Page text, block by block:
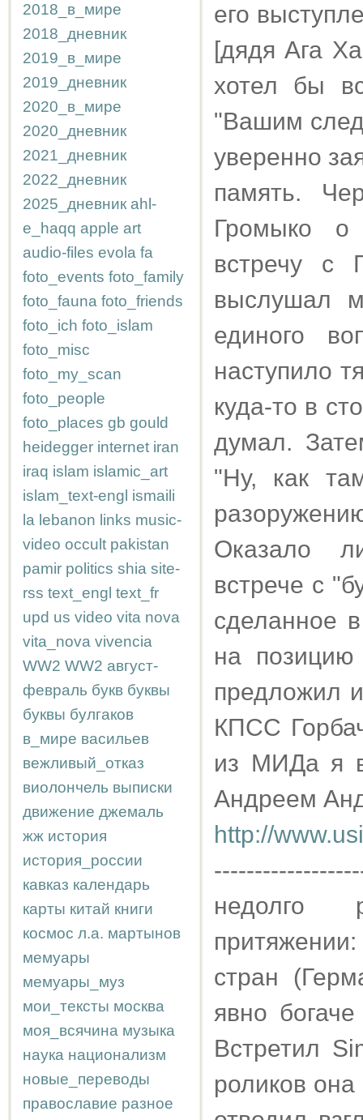
2018_в_мире
2018_дневник
2019_в_мире
2019_дневник
2020_в_мире
2020_дневник
2021_дневник
2022_дневник
2025_дневник ahl-
e_haqq apple art
audio-files evola fa
foto_events foto_family
foto_fauna foto_friends
foto_ich foto_islam
foto_misc
foto_my_scan
foto_people
foto_places gb gould
heidegger internet iran
iraq islam islamic_art
islam_text-engl ismaili
la lebanon links music-
video occult pakistan
pamir politics shia site-
rss text_engl text_fr
upd us video vita nova
vita_nova vivencia
WW2 WW2 август-
февраль букв буквы
буквы булгаков
в_мире васильев
вежливый_отказ
виолончель выписки
движение джемаль
жж история
история_россии
кавказ календарь
карты китай книги
космос л.а. мартынов
мемуары
мемуары_муз
мои_тексты москва
моя_всячина музыка
наука национализм
новые_переводы
православие разное
его
[дядя Ага
хотел бы
"Вашим
уверенно
память.
Громыко о
встречу с
выслушал
единого
наступило
куда-то в
думал.
"Ну, как
Оказало
встрече с
сделанное
на
предложил
КПСС
из МИДа я
Андреем
http://
недолго
стран
явно
Встретил
роликов